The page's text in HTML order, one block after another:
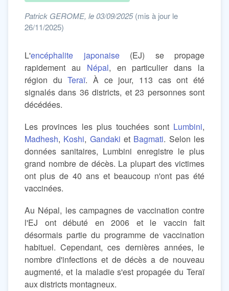
Patrick GEROME, le 03/09/2025 (mis à jour le
26/11/2025)
L'encéphalite japonaise(EJ) se propage
rapidement au Népal, en particulier dans la
région duTeraï. À ce jour, 113 cas ont été
signalés dans 36 districts, et 23 personnes sont
décédées.
Les provinces les plus touchées sont Lumbini,
Madhesh, Koshi, Gandaki et Bagmati. Selon les
données sanitaires, Lumbini enregistre le plus
grand nombre de décès. La plupart des victimes
ont plus de 40 ans et beaucoup n'ont pas été
vaccinées.
Au Népal, les campagnes de vaccination contre
l'EJ ont débuté en 2006 et le vaccin fait
désormais partie du programme de vaccination
habituel. Cependant, ces dernières années, le
nombre d'infections et de décès a de nouveau
augmenté, et la maladie s'est propagée du Teraï
aux districts montagneux.